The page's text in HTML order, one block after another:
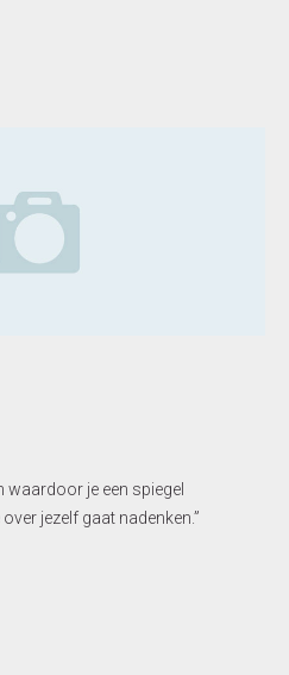
waardoor je een spiegel
jezelf gaat nadenken.”